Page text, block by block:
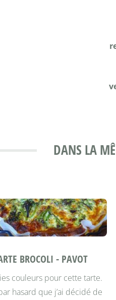
DANS LA
BROCOLI - PAVOT
couleurs pour cette tarte.
hasard que j’ai décidé de